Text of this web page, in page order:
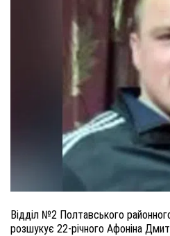
Відділ №2 Полтавського районного
розшукує 22-річного Афоніна